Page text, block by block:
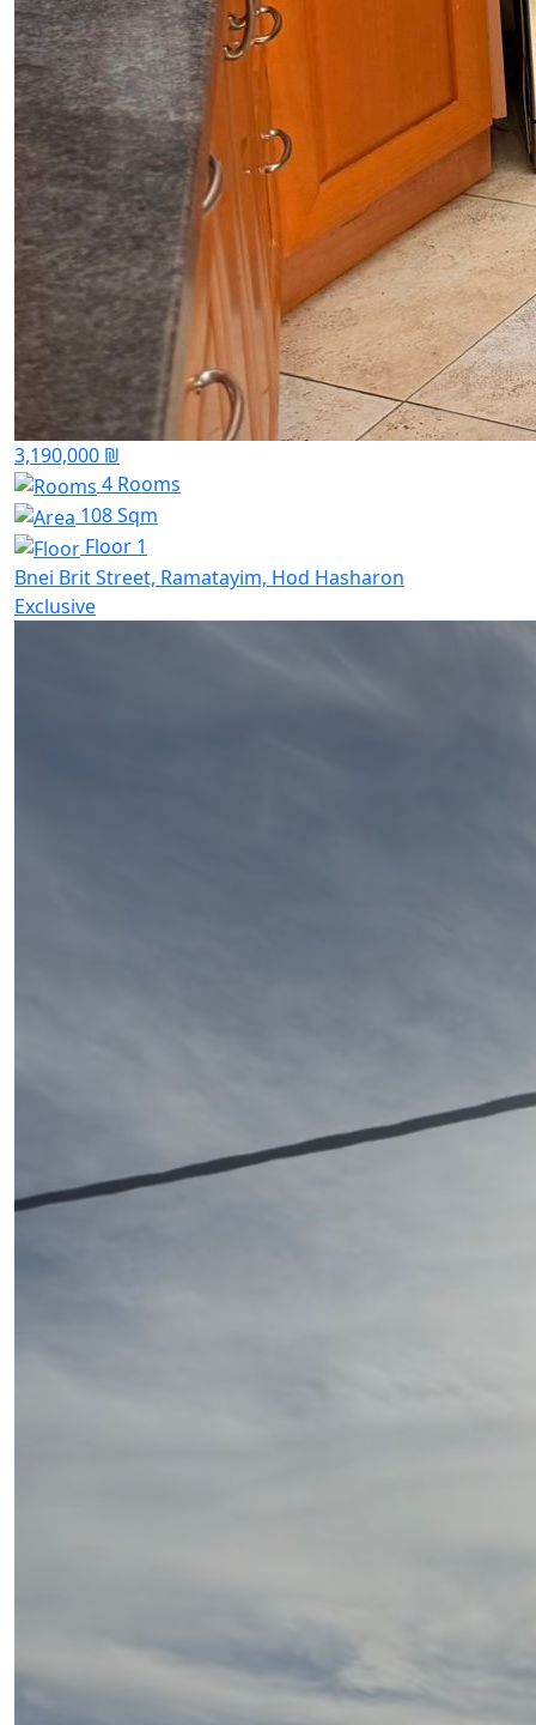
3,190,000 ₪
4 Rooms
108 Sqm
Floor 1
Bnei Brit Street, Ramatayim, Hod Hasharon
Exclusive